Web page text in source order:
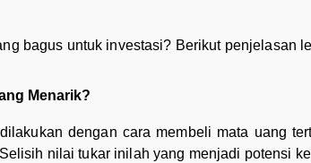
bagus untuk investasi? Berikut penjelasan
Menarik?
dengan cara membeli mata uang
nilai tukar inilah yang menjadi potensi